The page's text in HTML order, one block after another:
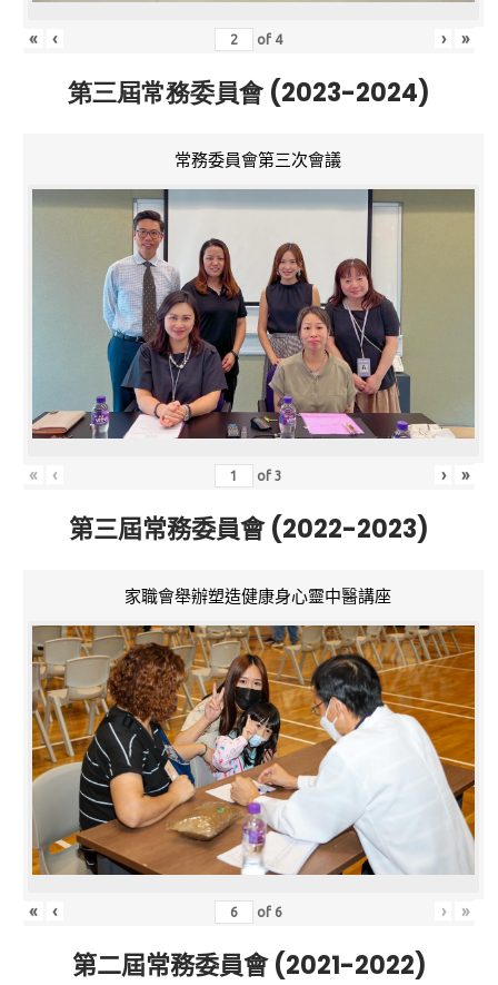
« ‹ of 4 › »
第三屆常務委員會 (2023-2024)
常務委員會第三次會議
« ‹ of3 › »
第三屆常務委員會 (2022-2023)
家職會舉辦塑造健康身心靈中醫講座
« ‹ of 6 › »
第二屆常務委員會 (2021-2022)